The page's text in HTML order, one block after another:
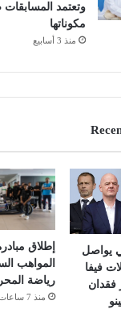
وتعتمد
مكوناتها
منذ 3 أسابيع
يواصل
فيفا
فقدان
إطلاق
المواهب
رياضة
منذ 7 ساعات